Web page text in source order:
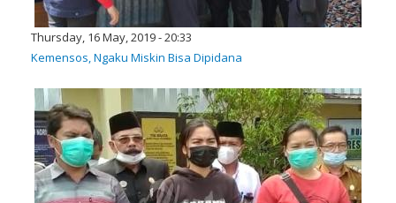
Thursday, 16 May, 2019 - 20:33
Kemensos, Ngaku Miskin Bisa Dipidana